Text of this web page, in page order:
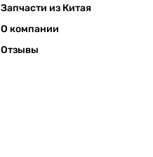
Запчасти из Китая
О компании
Отзывы